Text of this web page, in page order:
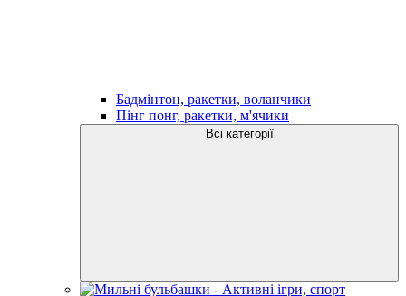
Бадмінтон, ракетки, воланчики
Пінг понг, ракетки, м'ячики
Всі категорії